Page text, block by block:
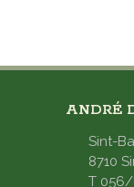
ANDRÉ
Sint-
8710
T 056/